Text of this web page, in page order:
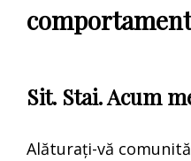
Sit. Stai. Acum
Alăturați-vă